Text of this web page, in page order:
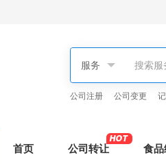
公司注册 公司变更
首页 公司转让 食